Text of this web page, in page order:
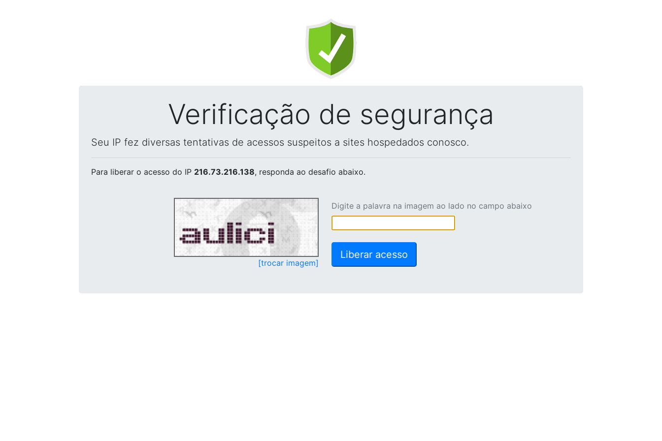
Verificação de segurança
Seu IP fez diversas tentativas de acessos suspeitos a sites hospedados conosco.
Para liberar o acesso do IP 216.73.216.138, responda ao desafio abaixo.
[trocar imagem]
Digite a palavra na imagem ao lado no campo abaixo